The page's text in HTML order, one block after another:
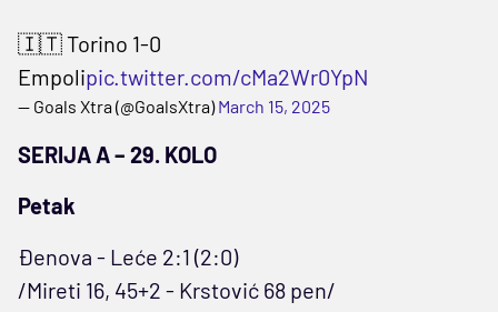
🇮🇹 Torino 1-0
Empolipic.twitter.com/cMa2Wr0YpN
— Goals Xtra (@GoalsXtra)March 15, 2025
SERIJA A – 29. KOLO
Petak
Đenova - Leće 2:1 (2:0)
/Mireti 16, 45+2 - Krstović 68 pen/